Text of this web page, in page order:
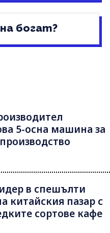
богат?
5-осна машина за
в спешълти
китайския пазар с
сортове кафе